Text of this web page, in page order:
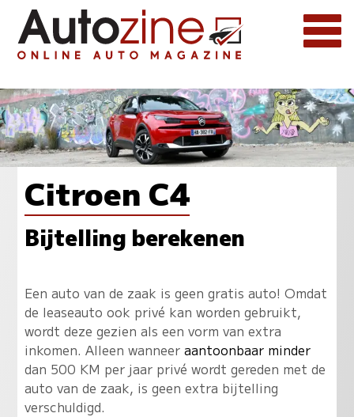
Citroen C4
Bijtelling berekenen
Een auto van de zaak is geen gratis auto! Omdat
de leaseauto ook privé kan worden gebruikt,
wordt deze gezien als een vorm van extra
inkomen. Alleen wanneer aantoonbaar minder
dan 500 KM per jaar privé wordt gereden met de
auto van de zaak, is geen extra bijtelling
verschuldigd.